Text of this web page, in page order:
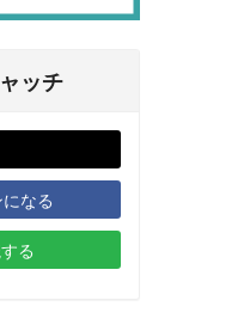
ッチ
なる
る